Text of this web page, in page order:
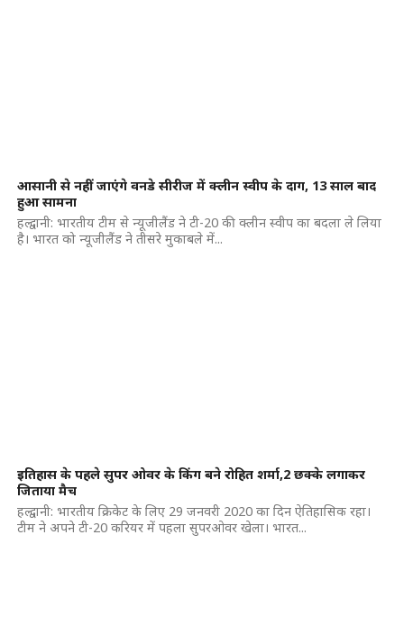
आसानी से नहीं जाएंगे वनडे सीरीज में क्लीन स्वीप के दाग, 13 साल बाद
हुआ सामना
हल्द्वानी: भारतीय टीम से न्यूजीलैंड ने टी-20 की क्लीन स्वीप का बदला ले लिया
है। भारत को न्यूजीलैंड ने तीसरे मुकाबले में...
इतिहास के पहले सुपर ओवर के किंग बने रोहित शर्मा,2 छक्के लगाकर
जिताया मैच
हल्द्वानी: भारतीय क्रिकेट के लिए 29 जनवरी 2020 का दिन ऐतिहासिक रहा।
टीम ने अपने टी-20 करियर में पहला सुपरओवर खेला। भारत...